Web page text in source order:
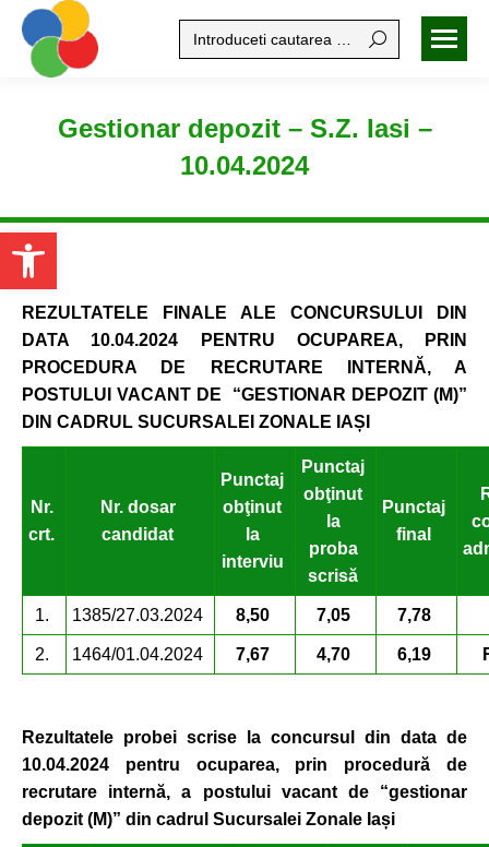
Open toolbar
Search:
Gestionar depozit – S.Z. Iasi –
10.04.2024
REZULTATELE FINALE ALE CONCURSULUI DIN
DATA 10.04.2024 PENTRU OCUPAREA, PRIN
PROCEDURA DE RECRUTARE INTERNĂ, A
POSTULUI VACANT DE “GESTIONAR DEPOZIT (M)”
DIN CADRUL SUCURSALEI ZONALE IAȘI
Nr.
crt.
Nr. dosar
candidat
Punctaj
obţinut
la
interviu
Punctaj
obţinut
la
proba
scrisă
Punctaj
final
1. 1385/27.03.2024 8,50 7,05 7,78
2. 1464/01.04.2024 7,67 4,70 6,19
Rezultatele probei scrise la concursul din data de
10.04.2024 pentru ocuparea, prin procedură de
recrutare internă,a postului vacant de “gestionar
depozit (M)” din cadrul Sucursalei Zonale Iași